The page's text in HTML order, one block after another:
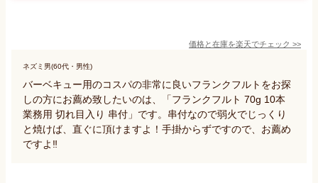
価格と在庫を楽天でチェック >>
ネズミ男(60代・男性)
バーベキュー用のコスパの非常に良いフランクフルトをお探
しの方にお薦め致したいのは、「フランクフルト 70g 10本
業務用 切れ目入り 串付」です。串付なので弱火でじっくり
と焼けば、直ぐに頂けますよ！手掛からずですので、お薦め
ですよ‼️